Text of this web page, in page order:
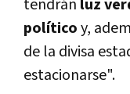
tendrán luz
polí­ticoy,
de la divisa
estacionarse".